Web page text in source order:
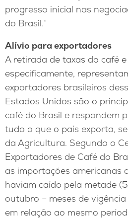
progresso inicial nas
do Brasil.”
Alívio para exportadores
A retirada de taxas do café
especificamente,
exportadores brasileiros
Estados Unidos são o
café do Brasil e respondem
tudo o que o país exporta,
da Agricultura. Segundo o
Exportadores de Café do
as importações americanas
haviam caído pela metade
outubro – meses de
em relação ao mesmo